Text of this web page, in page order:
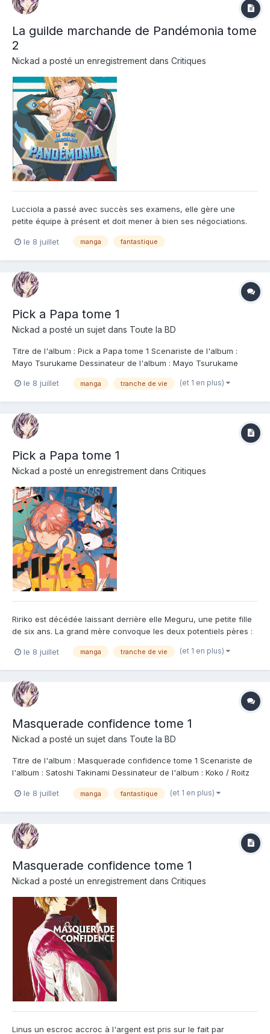
La guilde marchande de Pandémonia tome
2
Nickad a posté un enregistrement dans Critiques
Lucciola a passé avec succès ses examens, elle gère une
petite équipe à présent et doit mener à bien ses négociations.
difficulté et ils doivent à présent faire face à un bateau fantôme.
le 8 juillet manga fantastique
Pick a Papa tome 1
Nickad a posté un sujet dans Toute la BD
Titre de l'album : Pick a Papa tome 1 Scenariste de l'album :
Mayo Tsurukame Dessinateur de l'album : Mayo Tsurukame
Une comédie familiale et romantique renversante ! À la mort de
le 8 juillet manga tranche de vie (et 1 en plus)
Pick a Papa tome 1
Nickad a posté un enregistrement dans Critiques
Ririko est décédée laissant derrière elle Meguru, une petite fille
de six ans. La grand mère convoque les deux potentiels pères :
Tôma, qui a tout du voyou. L'objectif est simple, ils doivent vivre
le 8 juillet manga tranche de vie (et 1 en plus)
Masquerade confidence tome 1
Nickad a posté un sujet dans Toute la BD
Titre de l'album : Masquerade confidence tome 1 Scenariste de
l'album : Satoshi Takinami Dessinateur de l'album : Koko / Roitz
: Un escroc comme garde du corps ! Linus Kruger est un escroc
le 8 juillet manga fantastique (et 1 en plus)
Masquerade confidence tome 1
Nickad a posté un enregistrement dans Critiques
Linus un escroc accroc à l'argent est pris sur le fait par